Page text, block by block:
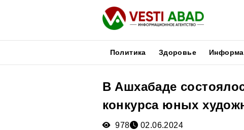
Политика Здоровье
В Ашхабаде
конкурса юных
978 02.06.2024